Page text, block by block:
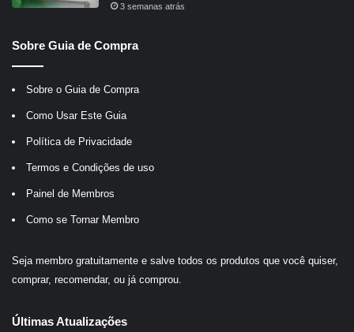
3 semanas atrás
Sobre Guia de Compra
Sobre o Guia de Compra
Como Usar Este Guia
Política de Privacidade
Termos e Condições de uso
Painel de Membros
Como se Tornar Membro
Seja membro gratuitamente e salve todos os produtos que você quiser,
comprar, recomendar, ou já comprou.
Últimas Atualizações